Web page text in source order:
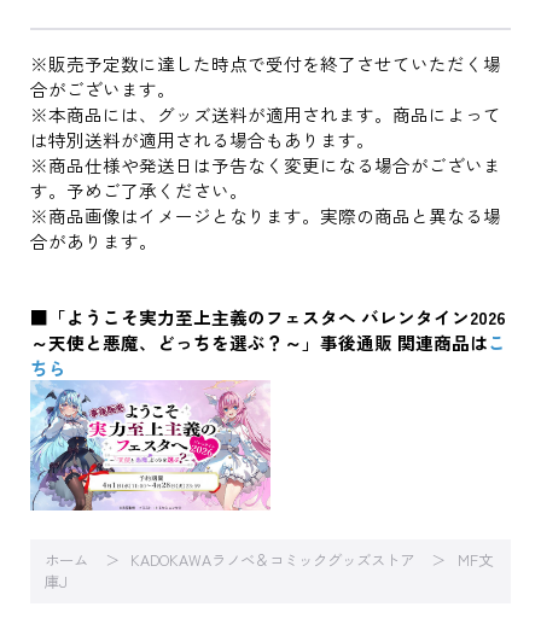
※販売予定数に達した時点で受付を終了させていただく場
合がございます。
※本商品には、グッズ送料が適用されます。商品によって
は特別送料が適用される場合もあります。
※商品仕様や発送日は予告なく変更になる場合がございま
す。予めご了承ください。
※商品画像はイメージとなります。実際の商品と異なる場
合があります。
■「ようこそ実力至上主義のフェスタへ バレンタイン2026
～天使と悪魔、どっちを選ぶ？～」事後通販 関連商品はこ
ちら
ホーム KADOKAWAラノベ＆コミックグッズストア
MF文
庫J